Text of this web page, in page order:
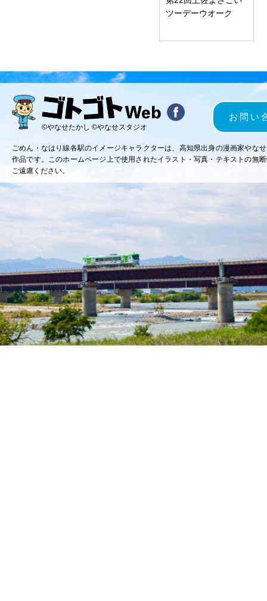
ツーデーウオーク
©やなせたかし ©やなせスタジオ
お問い
ごめん・なはり線各駅のイメージキャラクターは、高知県出身の漫画家やな
作品です。このホームページ上で使用されたイラスト・写真・テキストの無
ご遠慮ください。